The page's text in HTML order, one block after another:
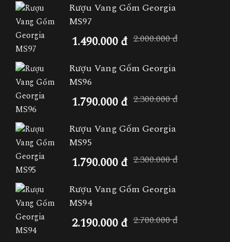
Rượu Vang Gốm Georgia
MS97
1.490.000 đ 2.000.000 đ
Rượu Vang Gốm Georgia
MS96
1.790.000 đ 2.300.000 đ
Rượu Vang Gốm Georgia
MS95
1.790.000 đ 2.300.000 đ
Rượu Vang Gốm Georgia
MS94
2.190.000 đ 2.700.000 đ